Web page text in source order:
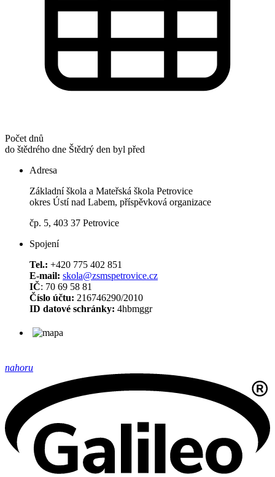
Počet dnů
do štědrého dne Štědrý den byl před
Adresa
Základní škola a Mateřská škola Petrovice
okres Ústí nad Labem, příspěvková organizace
čp. 5, 403 37 Petrovice
Spojení
Tel.: +420 775 402 851
E-mail: skola@zsmspetrovice.cz
IČ: 70 69 58 81
Číslo účtu: 216746290/2010
ID datové schránky: 4hbmggr
nahoru